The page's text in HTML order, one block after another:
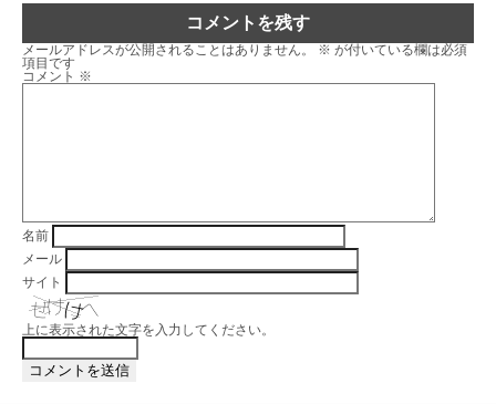
コメントを残す
メールアドレスが公開されることはありません。 ※ が付いている欄は必須
項目です
コメント ※
名前
メール
サイト
上に表示された文字を入力してください。